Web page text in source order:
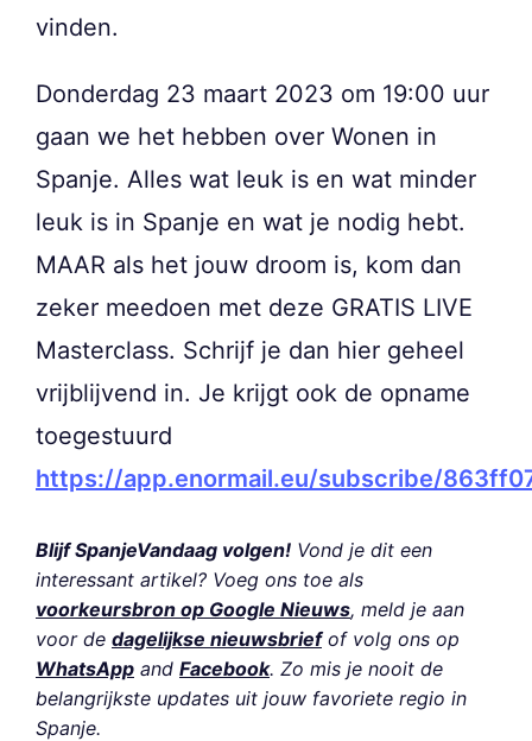
vinden.
Donderdag 23 maart 2023 om 19:00 uur
gaan we het hebben over Wonen in
Spanje. Alles wat leuk is en wat minder
leuk is in Spanje en wat je nodig hebt.
MAAR als het jouw droom is, kom dan
zeker meedoen met deze GRATIS LIVE
Masterclass. Schrijf je dan hier geheel
vrijblijvend in. Je krijgt ook de opname
toegestuurd
https://app.enormail.eu/subscribe/
Blijf SpanjeVandaag volgen! Vond je dit een
interessant artikel? Voeg ons toe als
voorkeursbron op Google Nieuws, meld je aan
voor de dagelijkse nieuwsbriefof volg ons op
WhatsApp and Facebook. Zo mis je nooit de
belangrijkste updates uit jouw favoriete regio in
Spanje.